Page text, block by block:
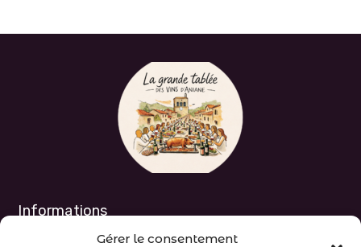
Gérer le consentement
Informations